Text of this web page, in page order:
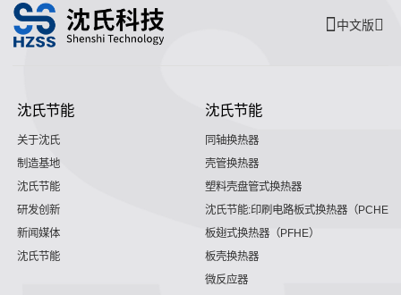
中文版
沈氏节能
关于沈氏
制造基地
沈氏节能
研发创新
新闻媒体
沈氏节能
沈氏节能
同轴换热器
壳管换热器
塑料壳盘管式换热器
沈氏节能:印刷电路板式换热器（PCHE）
板翅式换热器（PFHE）
板壳换热器
微反应器